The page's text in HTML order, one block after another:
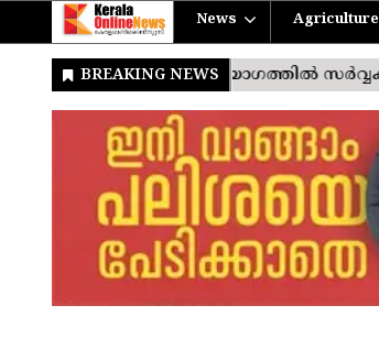
News Agriculture